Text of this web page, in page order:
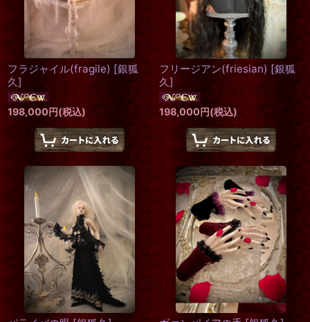
フラジャイル(fragile) [銀狐
久]
198,000円(税込)
フリージアン(friesian) [銀狐
久]
198,000円(税込)